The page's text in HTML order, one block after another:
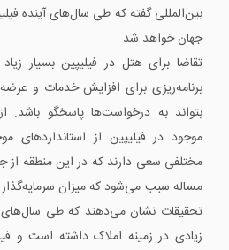
بین‌المللی گفته که طی سال‌های آینده
جهان خواهد شد
تقاضا برای هتل در فیلیپین بسیار
برنامه‌ریزی برای افزایش خدمات و
بتواند به درخواست‌ها پاسخگو باشد.
موجود در فیلیپین از استانداردهای
مختلفی سعی دارند که در این منطقه از
مساله سبب می‌شود که میزان
تحقیقات نشان می‌دهند که طی سال‌های
زیادی در زمینه املاک داشته است و